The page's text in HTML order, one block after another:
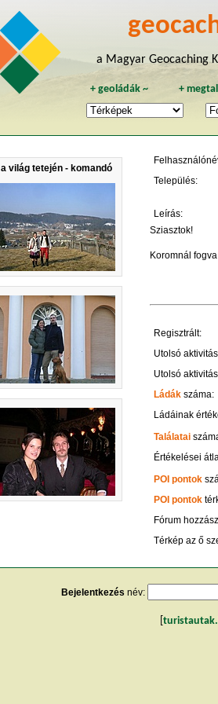
a Magyar Geocaching
+geoládák ~ +
a világ tetején - komandó
Település:
Leírás:
Sziasztok!
Koromnál
Regisztrált:
Utolsó
Utolsó
Ládák száma:
Ládáinak
Találatai
Értékelései
POI pontok
POI pontok
Fórum
Térkép az ő
Bejelentkezés név: